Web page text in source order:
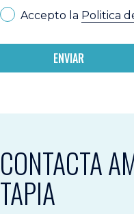
Accepto la Politica
ENVIAR
CONTACTA
TAPIA